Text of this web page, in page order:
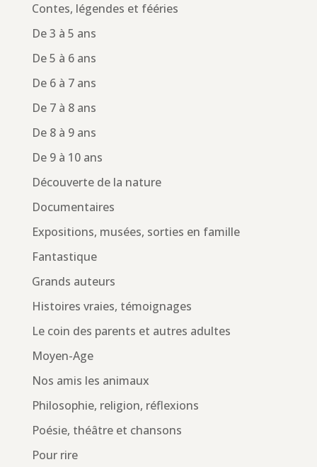
Contes, légendes et fééries
De 3 à 5 ans
De 5 à 6 ans
De 6 à 7 ans
De 7 à 8 ans
De 8 à 9 ans
De 9 à 10 ans
Découverte de la nature
Documentaires
Expositions, musées, sorties en famille
Fantastique
Grands auteurs
Histoires vraies, témoignages
Le coin des parents et autres adultes
Moyen-Age
Nos amis les animaux
Philosophie, religion, réflexions
Poésie, théâtre et chansons
Pour rire